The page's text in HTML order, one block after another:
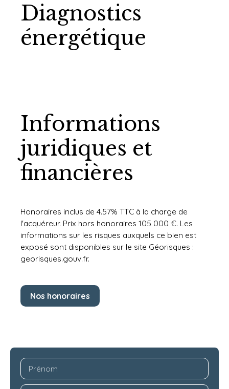
Diagnostics
énergétique
Informations
juridiques et
financières
Honoraires inclus de 4.57% TTC à la charge de
l'acquéreur. Prix hors honoraires 105 000 €. Les
informations sur les risques auxquels ce bien est
exposé sont disponibles sur le site Géorisques :
georisques.gouv.fr.
Nos honoraires
Prénom